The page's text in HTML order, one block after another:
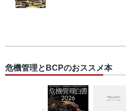
危機管理とBCPのおススメ本